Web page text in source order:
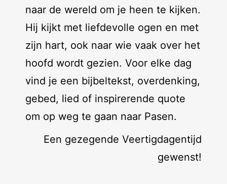
naar de wereld om je heen te kijken.
Hij kijkt met liefdevolle ogen en met
zijn hart, ook naar wie vaak over het
hoofd wordt gezien. Voor elke dag
vind je een bijbeltekst, overdenking,
gebed, lied of inspirerende quote
om op weg te gaan naar Pasen.
Een gezegende Veertigdagentijd
gewenst!